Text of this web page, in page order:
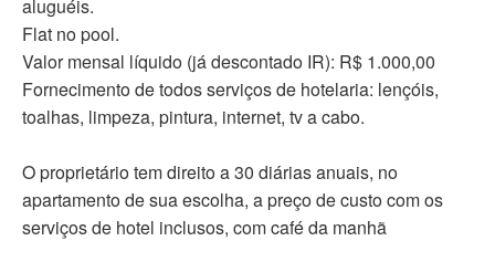
aluguéis.
Flat no pool.
Valor mensal líquido (já descontado IR): R$ 1.000,00
Fornecimento de todos serviços de hotelaria: lençóis,
toalhas, limpeza, pintura, internet, tv a cabo.
O proprietário tem direito a 30 diárias anuais, no
apartamento de sua escolha, a preço de custo com os
serviços de hotel inclusos, com café da manhã